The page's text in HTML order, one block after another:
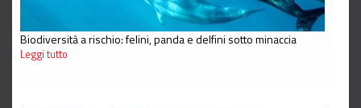
Biodiversità a rischio: felini, panda e delfini sotto minaccia
Leggi tutto